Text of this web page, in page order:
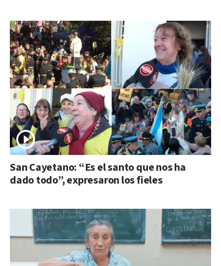
San Cayetano: “Es el santo que nos ha
dado todo”, expresaron los fieles